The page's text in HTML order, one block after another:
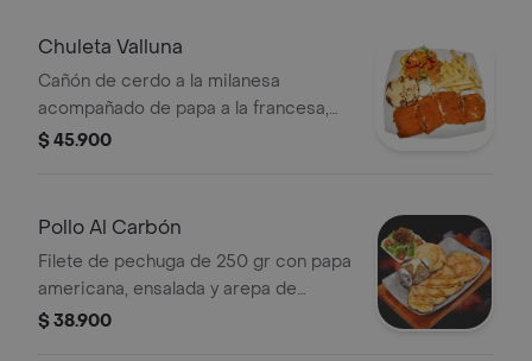
Chuleta Valluna
Cañón de cerdo a la milanesa
acompañado de papa a la francesa,
ensalada y arepa de queso.
$ 45.900
Pollo Al Carbón
Filete de pechuga de 250 gr con papa
americana, ensalada y arepa de
queso.
$ 38.900